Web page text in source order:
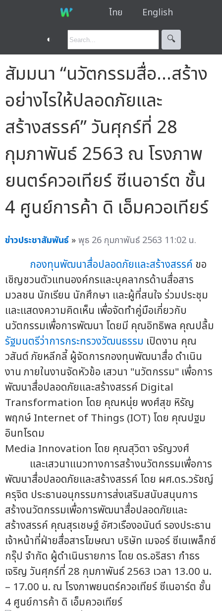
ไทย English
◐ 🔍︎
สัมมนา “นวัตกรรมสื่อ…สร้าง
อย่างไรให้ปลอดภัยและ
สร้างสรรค์” วันศุกร์ที่ 28
กุมภาพันธ์ 2563 ณ โรงภาพ
ยนตร์ควอเทียร์ ซีเนอาร์ต ชั้น
4 ศูนย์การค้า ดิ เอ็มควอเทียร์
ข่าวประชาสัมพันธ์ »พุธ 26 กุมภาพันธ์ 2563 11:02 น.
กองทุนพัฒนาสื่อปลอดภัยและสร้างสรรค์ ขอ
เชิญชวนตัวแทนองค์กรและบุคลากรด้านสื่อสาร
มวลชน นักเรียน นักศึกษา และผู้ที่สนใจ ร่วมประชุม
และแสดงความคิดเห็น เพื่อจัดทำคู่มือเกี่ยวกับ
นวัตกรรมเพื่อการพัฒนา โดยมี คุณอิทธิพล คุณปลื้ม
รัฐมนตรีว่าการกระทรวงวัฒนธรรม เปิดงาน คุณ
วสันต์ ภัยหลีกลี้ ผู้จัดการกองทุนพัฒนาสื่อ ดำเนิน
งาน ภายในงานจัดหัวข้อ เสวนา "นวัตกรรม" เพื่อการ
พัฒนาสื่อปลอดภัยและสร้างสรรค์ Digital
Transformation โดย คุณหนุ่ย พงศ์สุข หิรัญ
พฤกษ์ Internet of Things (IOT) โดย คุณปฐม
อินทโรดม
Media Innovation โดย คุณสุวิตา จรัญวงศ์
และเสวนาแนวทางการสร้างนวัตกรรมเพื่อการ
พัฒนาสื่อปลอดภัยและสร้างสรรค์ โดย ผศ.ดร.วรัชญ์
ครุจิต ประธานอนุกรรมการส่งเสริมสนับสนุนการ
สร้างนวัตกรรมเพื่อการพัฒนาสื่อปลอดภัยและ
สร้างสรรค์ คุณสุรเชษฐ์ อัศวเรืองอนันต์ รองประธาน
เจ้าหน้าที่ฝ่ายสื่อสารโฆษณา บริษัท เมจอร์ ซีเนเพล็กซ์
กรุ๊ป จำกัด ผู้ดำเนินรายการ โดย ดร.อริสรา กำธร
เจริญ วันศุกร์ที่ 28 กุมภาพันธ์ 2563 เวลา 13.00 น.
– 17.00 น. ณ โรงภาพยนตร์ควอเทียร์ ซีเนอาร์ต ชั้น
4 ศูนย์การค้า ดิ เอ็มควอเทียร์